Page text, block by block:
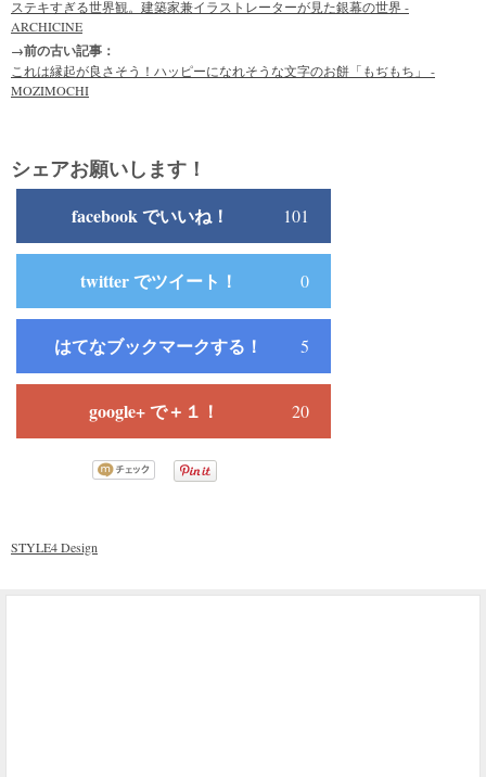
ステキすぎる世界観。建築家兼イラストレーターが見た銀幕の世界 -
ARCHICINE
→前の古い記事：
これは縁起が良さそう！ハッピーになれそうな文字のお餅「もぢもち」 -
MOZIMOCHI
シェアお願いします！
facebook でいいね！ 101
twitter でツイート！ 0
はてなブックマークする！ 5
google+ で＋１！ 20
STYLE4 Design